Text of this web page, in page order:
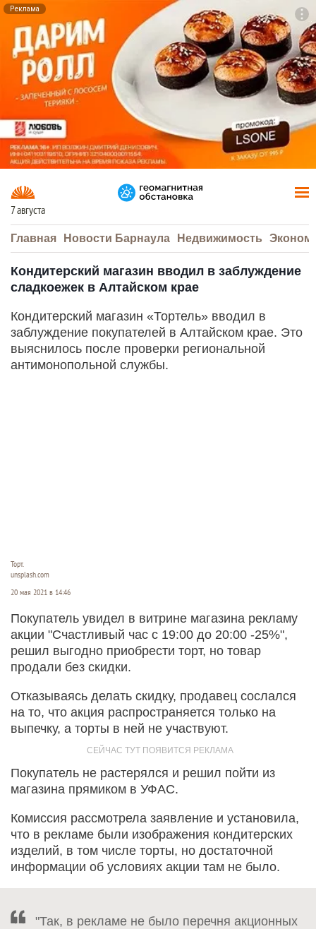
Реклама
7 августа
Главная Новости Барнаула Недвижимость
Кондитерский магазин вводил в заблуждение
сладкоежек в Алтайском крае
Кондитерский магазин «Тортель» вводил в
заблуждение покупателей в Алтайском крае. Это
выяснилось после проверки региональной
антимонопольной службы.
Торт.
unsplash.com
20 мая 2021 в 14:46
Покупатель увидел в витрине магазина рекламу
акции "Счастливый час с 19:00 до 20:00 -25%",
решил выгодно приобрести торт, но товар
продали без скидки.
Отказываясь делать скидку, продавец сослался
на то, что акция распространяется только на
выпечку, а торты в ней не участвуют.
Покупатель не растерялся и решил пойти из
магазина прямиком в УФАС.
Комиссия рассмотрела заявление и установила,
что в рекламе были изображения кондитерских
изделий, в том числе торты, но достаточной
информации об условиях акции там не было.
"Так, в рекламе не было перечня акционных